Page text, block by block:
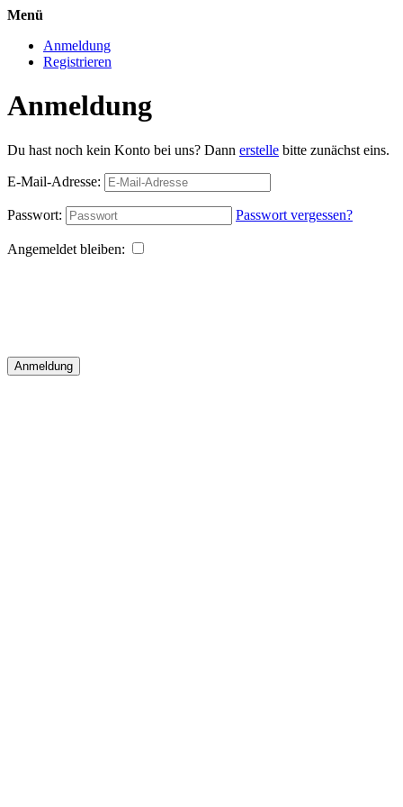
Menü
Anmeldung
Registrieren
Anmeldung
Du hast noch kein Konto bei uns? Dann erstelle bitte zunächst eins.
E-Mail-Adresse:
Passwort: Passwort vergessen?
Angemeldet bleiben:
Anmeldung